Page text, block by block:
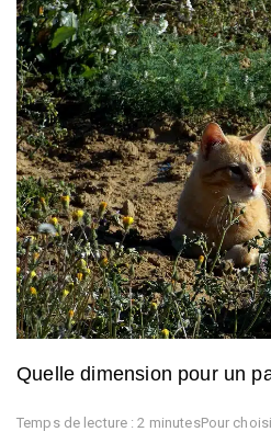
Quelle dimension pour un
Temps de lecture : 2 minutesPour